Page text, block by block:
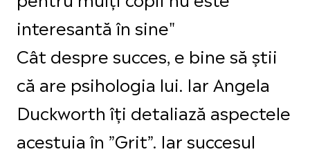
interesantă în sine"
Cât despre succes, e bine să știi
că are psihologia lui. Iar Angela
Duckworth îți detaliază aspectele
acestuia în ”Grit”. Iar succesul